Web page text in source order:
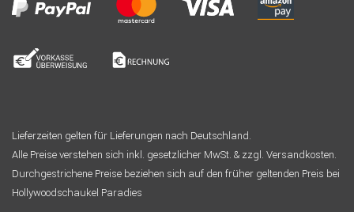
Lieferzeiten gelten für Lieferungen nach Deutschland.
Alle Preise verstehen sich inkl. gesetzlicher MwSt. & zzgl. Versandkosten.
Durchgestrichene Preise beziehen sich auf den früher geltenden Preis bei
Hollywoodschaukel Paradies